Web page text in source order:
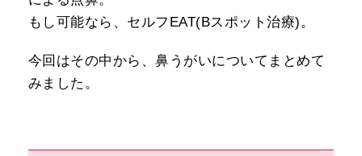
もし可能なら、セルフEAT(Bスポット治療)。
今回はその中から、鼻うがいについてまとめて
みました。